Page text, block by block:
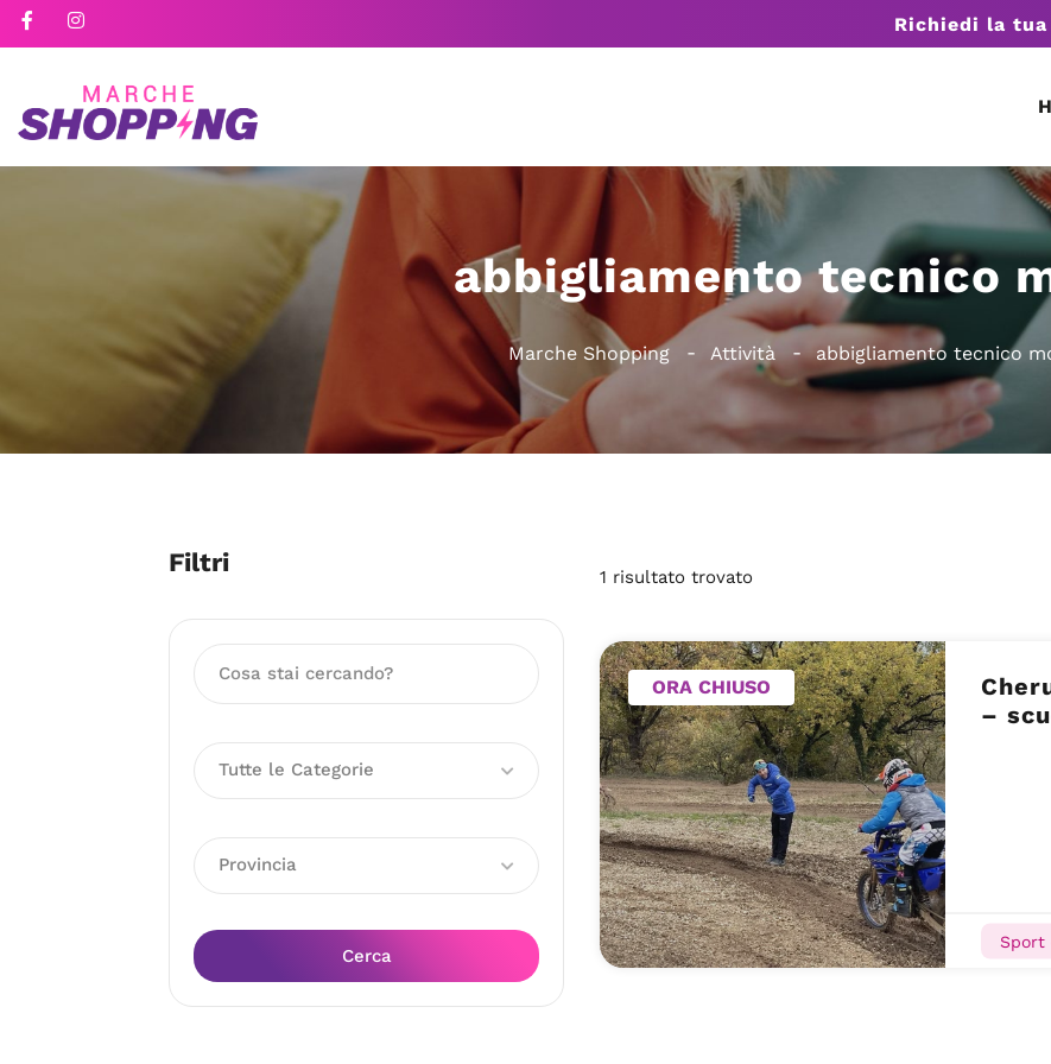
Richiedi la
abbigliamento tecnico
Marche Shopping Attività abbigliamento tecnico
Filtri
Tutte le Categorie
Provincia
Cerca
1 risultato trovato
ORA CHIUSO
–
Sport